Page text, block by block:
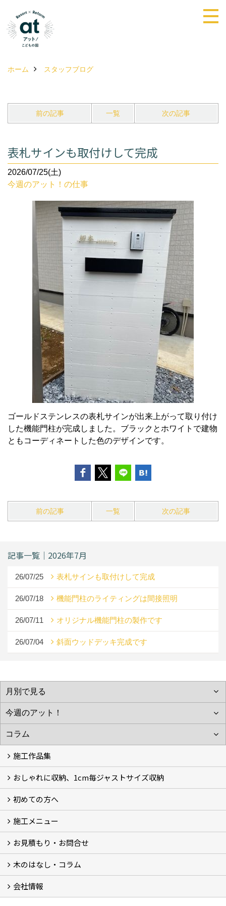
ホーム スタッフブログ
前の記事 一覧 次の記事
表札サインも取付けして完成
2026/07/25(土)
今週のアット！の仕事
ゴールドステンレスの表札サインが出来上がって取り付け
した機能門柱が完成しました。ブラックとホワイトで建物
ともコーディネートした色のデザインです。
前の記事 一覧 次の記事
記事一覧｜2026年7月
26/07/25 表札サインも取付けして完成
26/07/18 機能門柱のライティングは間接照明
26/07/11 オリジナル機能門柱の製作です
26/07/04 斜面ウッドデッキ完成です
施工作品集
施工作品集
おしゃれに収納、1cm毎ジャストサイズ収納
おしゃれに収納、相談会
ジャストサイズ収納、1cm毎に自由自在
ジャストサイズ収納、作品集
ジャストサイズ収納、価格11.000～
ジャストサイズ収納、Before・After
ジャストサイズ収納、カラー
好きっ！を飾る、ラックオン収納
サーファーへ、RACK ON収納surf
初めての方へ
打合せ・施工の流れ
施工メニュー
Garege Deck～ガレージデッキ
Wood Deck～ウッドデッキ・フェンス
Garege Roof～ガレージ屋根・趣味の基地ハウス
Order Exterior～オーダーメイド外構
Order Table～オーダーメイド装飾・テーブル
Resort Style～リゾートスタイルリフォーム
お見積もり・お問合せ
フォームで問い合わせる
LINEで概算見積り
木のはなし・コラム
木のはなし (5)
コラム
会社情報